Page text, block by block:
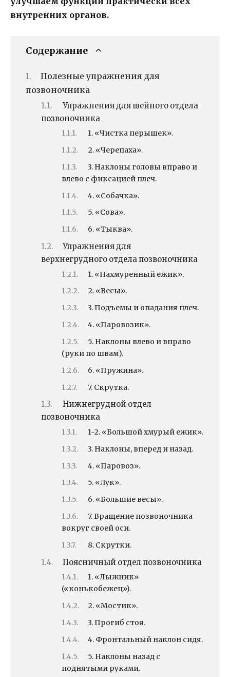
внутренних органов.
Содержание
Полезные упражнения для
позвоночника
Упражнения для шейного отдела
позвоночника
1. «Чистка перышек».
2. «Черепаха».
3. Наклоны головы вправо и
влево с фиксацией плеч.
4. «Собачка».
5. «Сова».
6. «Тыква».
Упражнения для
верхнегрудного отдела позвоночника
1. «Нахмуренный ежик».
2. «Весы».
3. Подъемы и опадания плеч.
4. «Паровозик».
5. Наклоны влево и вправо
(руки по швам).
6. «Пружина».
7. Скрутка.
Нижнегрудной отдел
позвоночника
1-2. «Большой хмурый ежик».
3. Наклоны, вперед и назад.
4. «Паровоз».
5. «Лук».
6. «Большие весы».
7. Вращение позвоночника
вокруг своей оси.
8. Скрутки.
Поясничный отдел позвоночника
1. «Лыжник»
(«конькобежец»).
2. «Мостик».
3. Прогиб стоя.
4. Фронтальный наклон сидя.
5. Наклоны назад с
поднятыми руками.